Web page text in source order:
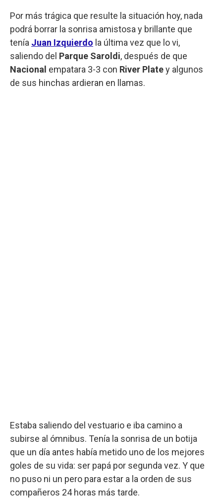
Por más trágica que resulte la situación hoy, nada
podrá borrar la sonrisa amistosa y brillante que
tenía Juan Izquierdo la última vez que lo vi,
saliendo del Parque Saroldi, después de que
Nacional empatara 3-3 con River Platey algunos
de sus hinchas ardieran en llamas.
Estaba saliendo del vestuario e iba camino a
subirse al ómnibus. Tenía la sonrisa de un botija
que un día antes había metido uno de los mejores
goles de su vida: ser papá por segunda vez. Y que
no puso ni un pero para estar a la orden de sus
compañeros 24 horas más tarde.